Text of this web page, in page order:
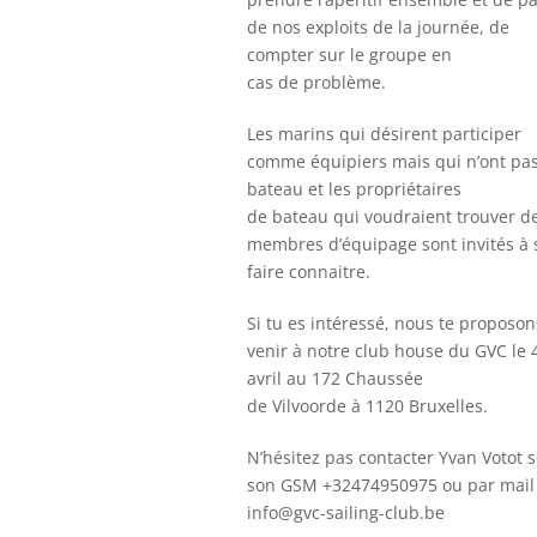
de nos exploits de la journée, de
compter sur le groupe en
cas de problème.
Les marins qui désirent participer
comme équipiers mais qui n’ont
bateau et les propriétaires
de bateau qui voudraient trouver
membres d’équipage sont invités à
faire connaitre.
Si tu es intéressé, nous te
venir à notre club house du GVC le
avril au 172 Chaussée
de Vilvoorde à 1120 Bruxelles.
N’hésitez pas contacter Yvan Votot
son GSM +32474950975 ou par mail
info@gvc-sailing-club.be